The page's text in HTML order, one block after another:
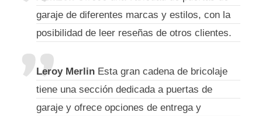
garaje de diferentes marcas y estilos, con la
posibilidad de leer reseñas de otros clientes.
Leroy Merlin Esta gran cadena de bricolaje
tiene una sección dedicada a puertas de
garaje y ofrece opciones de entrega y